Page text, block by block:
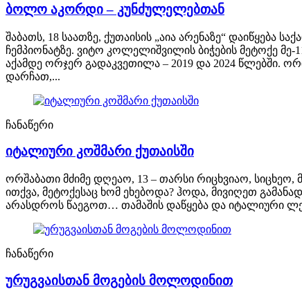
ბოლო აკორდი – კუნძულელებთან
შაბათს, 18 საათზე, ქუთაისის „აია არენაზე“
ჩემპიონატზე. ვიტო კოლელიშვილის ბიჭების მეტოქე
აქამდე ორჯერ გადაკვეთილა – 2019 და 2024 წლებში.
დარჩათ,...
ჩანაწერი
იტალიური კოშმარი ქუთაისში
ორშაბათი მძიმე დღეაო, 13 – თარსი რიცხვიაო,
ითქვა, მეტოქესაც ხომ ეხებოდა? ჰოდა, მივიღეთ
არასდროს წაეგოთ… თამაშის დაწყება და იტალიური
ჩანაწერი
ურუგვაისთან მოგების მოლოდინით